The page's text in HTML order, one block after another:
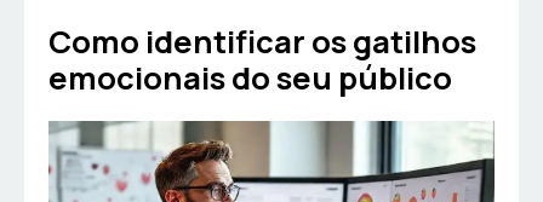
Como identificar os gatilhos
emocionais do seu público